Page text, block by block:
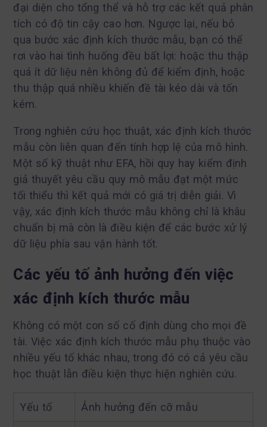
đại diện cho tổng thể và hỗ trợ các kết quả phân
tích có độ tin cậy cao hơn. Ngược lại, nếu bỏ
qua bước xác định kích thước mẫu, bạn có thể
rơi vào hai tình huống đều bất lợi: hoặc thu thập
quá ít dữ liệu nên không đủ để kiểm định, hoặc
thu thập quá nhiều khiến đề tài kéo dài và tốn
kém.
Trong nghiên cứu học thuật, xác định kích thước
mẫu còn liên quan đến tính hợp lệ của mô hình.
Một số kỹ thuật như EFA, hồi quy hay kiểm định
giả thuyết yêu cầu quy mô mẫu đạt một mức
tối thiểu thì kết quả mới có giá trị diễn giải. Vì
vậy, xác định kích thước mẫu không chỉ là khâu
chuẩn bị mà còn là điều kiện để các bước xử lý
dữ liệu phía sau vận hành tốt.
Các yếu tố ảnh hưởng đến việc
xác định kích thước mẫu
Không có một con số cố định dùng cho mọi đề
tài. Việc xác định kích thước mẫu phụ thuộc vào
nhiều yếu tố khác nhau, trong đó có cả yêu cầu
học thuật lẫn điều kiện thực hiện nghiên cứu.
Yếu tố Ảnh hưởng đến cỡ mẫu